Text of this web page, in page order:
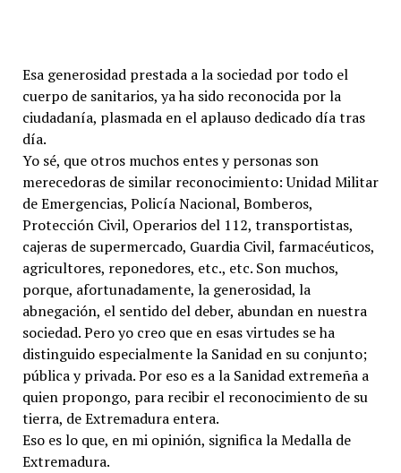
Esa generosidad prestada a la sociedad por todo el
cuerpo de sanitarios, ya ha sido reconocida por la
ciudadanía, plasmada en el aplauso dedicado día tras
día.
Yo sé, que otros muchos entes y personas son
merecedoras de similar reconocimiento: Unidad Militar
de Emergencias, Policía Nacional, Bomberos,
Protección Civil, Operarios del 112, transportistas,
cajeras de supermercado, Guardia Civil, farmacéuticos,
agricultores, reponedores, etc., etc. Son muchos,
porque, afortunadamente, la generosidad, la
abnegación, el sentido del deber, abundan en nuestra
sociedad. Pero yo creo que en esas virtudes se ha
distinguido especialmente la Sanidad en su conjunto;
pública y privada. Por eso es a la Sanidad extremeña a
quien propongo, para recibir el reconocimiento de su
tierra, de Extremadura entera.
Eso es lo que, en mi opinión, significa la Medalla de
Extremadura.